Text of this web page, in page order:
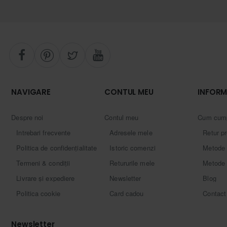
NAVIGARE
Despre noi
Intrebari frecvente
Politica de confidențialitate
Termeni & condiții
Livrare și expediere
Politica cookie
CONTUL MEU
Contul meu
Adresele mele
Istoric comenzi
Retururile mele
Newsletter
Card cadou
Cum
Retur
Blog
Contact
Newsletter